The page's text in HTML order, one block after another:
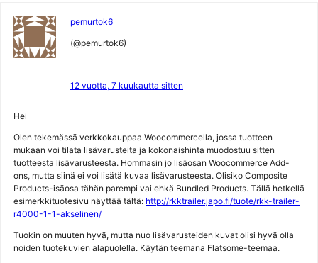
pemurtok6
(@pemurtok6)
12 vuotta, 7 kuukautta sitten
Hei
Olen tekemässä verkkokauppaa Woocommercella, jossa tuotteen
mukaan voi tilata lisävarusteita ja kokonaishinta muodostuu sitten
tuotteesta lisävarusteesta. Hommasin jo lisäosan Woocommerce Add-
ons, mutta siinä ei voi lisätä kuvaa lisävarusteesta. Olisiko Composite
Products-isäosa tähän parempi vai ehkä Bundled Products. Tällä hetkellä
esimerkkituotesivu näyttää tältä: http://rkktrailer.japo.fi/tuote/rkk-trailer-
r4000-1-1-akselinen/
Tuokin on muuten hyvä, mutta nuo lisävarusteiden kuvat olisi hyvä olla
noiden tuotekuvien alapuolella. Käytän teemana Flatsome-teemaa.